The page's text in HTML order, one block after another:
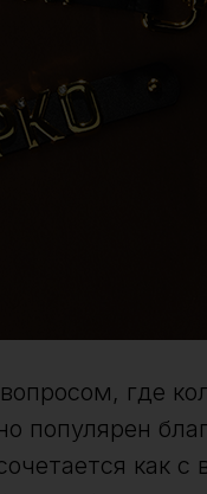
где
популярен
как с